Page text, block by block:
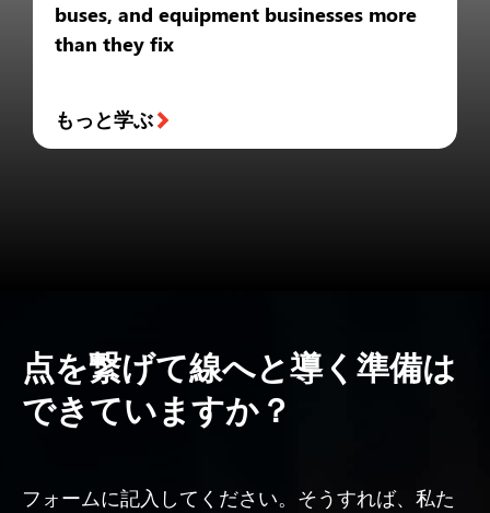
buses, and equipment businesses more
than they fix
もっと学ぶ
点を繋げて線へと導く準備は
できていますか？
フォームに記入してください。そうすれば、私た